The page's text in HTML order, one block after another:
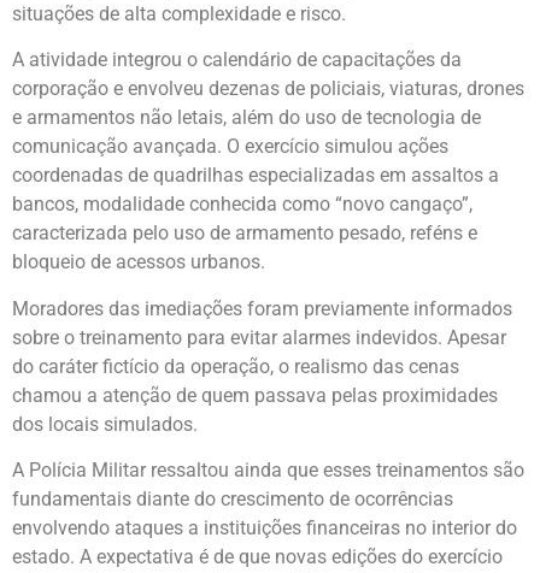
situações de alta complexidade e risco.
A atividade integrou o calendário de capacitações da
corporação e envolveu dezenas de policiais, viaturas, drones
e armamentos não letais, além do uso de tecnologia de
comunicação avançada. O exercício simulou ações
coordenadas de quadrilhas especializadas em assaltos a
bancos, modalidade conhecida como “novo cangaço”,
caracterizada pelo uso de armamento pesado, reféns e
bloqueio de acessos urbanos.
Moradores das imediações foram previamente informados
sobre o treinamento para evitar alarmes indevidos. Apesar
do caráter fictício da operação, o realismo das cenas
chamou a atenção de quem passava pelas proximidades
dos locais simulados.
A Polícia Militar ressaltou ainda que esses treinamentos são
fundamentais diante do crescimento de ocorrências
envolvendo ataques a instituições financeiras no interior do
estado. A expectativa é de que novas edições do exercício